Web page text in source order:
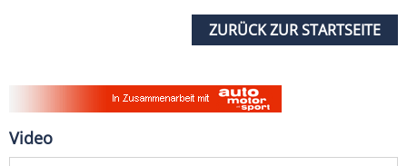
ZURÜCK ZUR STARTSEITE
Video